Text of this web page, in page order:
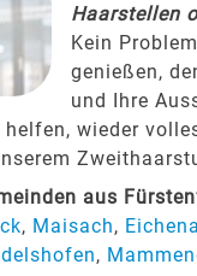
Haarstellen
Kein
genießen,
und Ihre
wieder
aus
, Maisach,
,